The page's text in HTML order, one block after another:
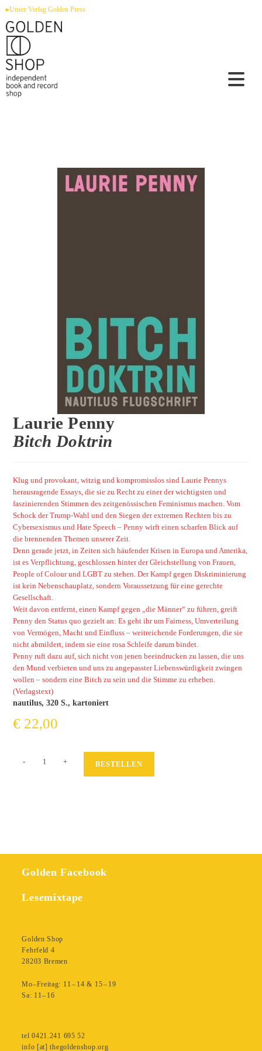
Zum
springen
▸Unser Verlag Golden Press
Laurie Penny
Bitch Doktrin
Klug und provokant, witzig und kompromisslos sind Laurie Pennys
herausragende Essays, die sie zu Recht zu einer der wichtigsten und
faszinierenden Stimmen des zeitgenössischen Feminismus machen. Vom
Schock der Trump-Wahl und den Siegen der extremen Rechten bis zu
Cybersexismus und Hate Speech – Penny wirft einen scharfen Blick auf
die brennenden Themen unserer Zeit.
Denn gerade jetzt, in Zeiten sich häufender Krisen in Europa und Amerika,
ist es Verpflichtung, geschlossen hinter der Gleichstellung von Frauen,
People of Colour und LGBT zu stehen. Der Kampf gegen Diskriminierung
ist kein Nebenschauplatz, sondern Voraussetzung für eine gerechte
Gesellschaft.
Weit davon entfernt, einen Kampf gegen „die Männer“ zu führen, greift
Penny den Status quo gezielt an: Es geht ihr um Fairness, Umverteilung
von Vermögen, Macht und Einfluss – weitreichende Forderungen, die sie
nicht abmildert, indem sie eine rosa Schleife darum bindet.
Penny ruft dazu auf, sich nicht von jenen beeindrucken zu lassen, die uns
den Mund verbieten und uns zu angepasster Liebenswürdigkeit zwingen
wollen – sondern eine Bitch zu sein und die Stimme zu erheben.
(Verlagstext)
nautilus, 320 S., kartoniert
€ 22,00
- + BESTELLEN
Golden Facebook
Lesemixtape
Golden Shop
Fehrfeld 4
28203 Bremen
Mo–Freitag: 11 – 14 & 15 – 19
Sa: 11– 16
tel 0421.241 695 52
info [at] thegoldenshop.org